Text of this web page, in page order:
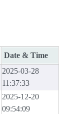
Date & Time
2025-03-28
11:37:33
2025-12-20
09:54:09